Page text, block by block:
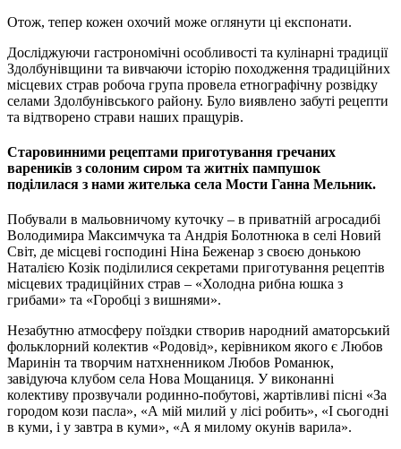
Отож, тепер кожен охочий може оглянути ці експонати.
Досліджуючи гастрономічні особливості та кулінарні традиції
Здолбунівщини та вивчаючи історію походження традиційних
місцевих страв робоча група провела етнографічну розвідку
селами Здолбунівського району. Було виявлено забуті рецепти
та відтворено страви наших пращурів.
Старовинними рецептами приготування гречаних
вареників з солоним сиром та житніх пампушок
поділилася з нами жителька села Мости Ганна Мельник.
Побували в мальовничому куточку – в приватній агросадибі
Володимира Максимчука та Андрія Болотнюка в селі Новий
Світ, де місцеві господині Ніна Беженар з своєю донькою
Наталією Козік поділилися секретами приготування рецептів
місцевих традиційних страв – «Холодна рибна юшка з
грибами» та «Горобці з вишнями».
Незабутню атмосферу поїздки створив народний аматорський
фольклорний колектив «Родовід», керівником якого є Любов
Маринін та творчим натхненником Любов Романюк,
завідуюча клубом села Нова Мощаниця. У виконанні
колективу прозвучали родинно-побутові, жартівливі пісні «За
городом кози пасла», «А мій милий у лісі робить», «І сьогодні
в куми, і у завтра в куми», «А я милому окунів варила».